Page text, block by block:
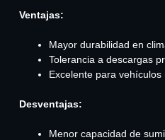
Ventajas:
Mayor durabilidad en
Tolerancia a descargas
Excelente para vehículos
Desventajas:
Menor capacidad de